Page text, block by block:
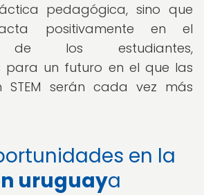
pedagógica, sino que
positivamente en el
de los estudiantes,
para un futuro en el que las
STEM serán cada vez más
en la
uruguaya